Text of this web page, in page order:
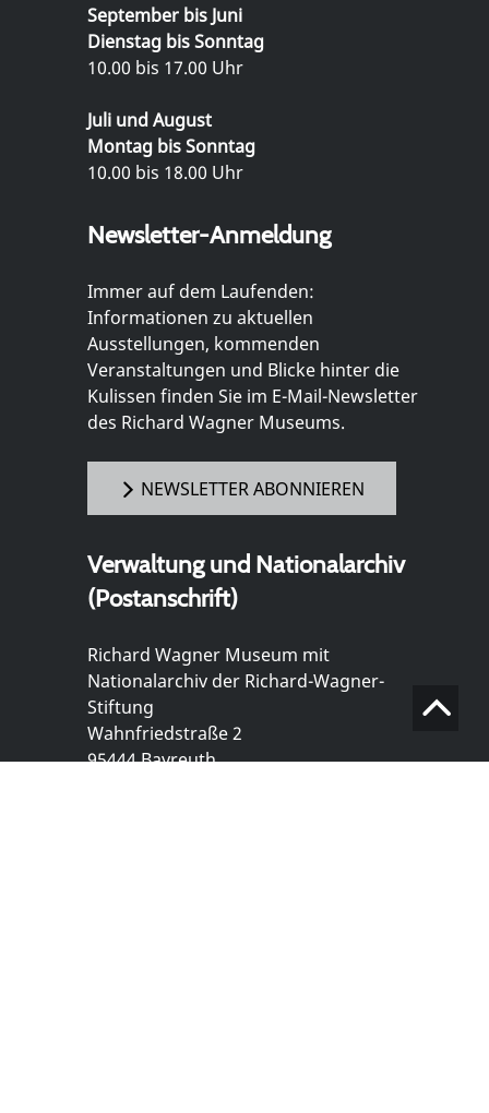
September bis Juni
Dienstag bis Sonntag
10.00 bis 17.00 Uhr
Juli und August
Montag bis Sonntag
10.00 bis 18.00 Uhr
Newsletter-Anmeldung
Immer auf dem Laufenden:
Informationen zu aktuellen
Ausstellungen, kommenden
Veranstaltungen und Blicke hinter die
Kulissen finden Sie im E-Mail-Newsletter
des Richard Wagner Museums.
NEWSLETTER ABONNIEREN
Verwaltung und Nationalarchiv
(Postanschrift)
Richard Wagner Museum mit
Nationalarchiv der Richard-Wagner-
Stiftung
Wahnfriedstraße 2
95444 Bayreuth